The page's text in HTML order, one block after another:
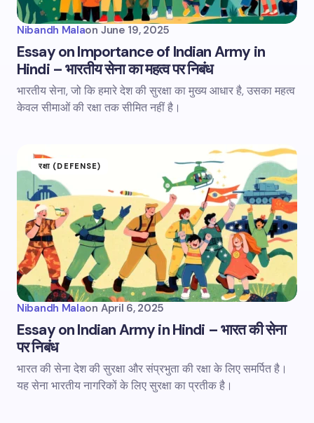
Nibandh Malaon June 19, 2025
Essay on Importance of Indian Army in
Hindi – भारतीय सेना का महत्व पर निबंध
भारतीय सेना, जो कि हमारे देश की सुरक्षा का मुख्य आधार है, उसका महत्व
केवल सीमाओं की रक्षा तक सीमित नहीं है।
रक्षा (DEFENSE)
Nibandh Malaon April 6, 2025
Essay on Indian Army in Hindi – भारत की सेना
पर निबंध
भारत की सेना देश की सुरक्षा और संप्रभुता की रक्षा के लिए समर्पित है।
यह सेना भारतीय नागरिकों के लिए सुरक्षा का प्रतीक है।